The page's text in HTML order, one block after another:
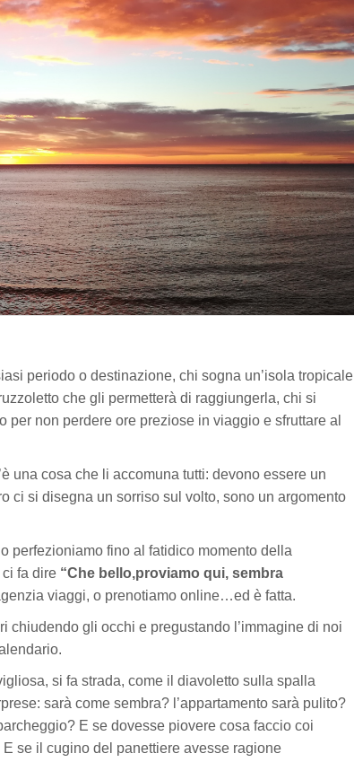
periodo o destinazione, chi sogna un’isola tropicale
che gli permetterà di raggiungerla, chi si
non perdere ore preziose in viaggio e sfruttare al
una cosa che li accomuna tutti: devono essere un
ci si disegna un sorriso sul volto, sono un argomento
perfezioniamo fino al fatidico momento della
fa dire “Che bello,proviamo qui, sembra
viaggi, o prenotiamo online…ed è fatta.
chiudendo gli occhi e pregustando l’immagine di noi
si fa strada, come il diavoletto sulla spalla
sarà come sembra? l’appartamento sarà pulito?
E se dovesse piovere cosa faccio coi
se il cugino del panettiere avesse ragione